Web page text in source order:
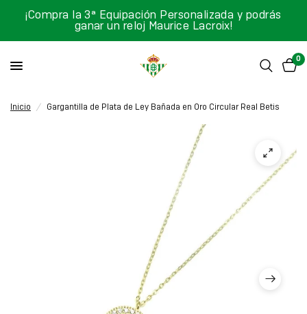
¡Compra la 3ª Equipación Personalizada y podrás
ganar un reloj Maurice Lacroix!
0
Inicio / Gargantilla de Plata de Ley Bañada en Oro Circular Real Betis